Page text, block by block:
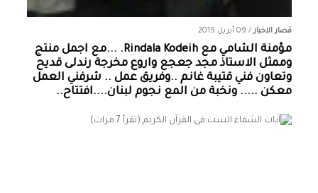
قصار الاخبار/ 09 أبريل 2019
مؤمنة الشامي‏ مع ‏‎Rindala Kodeih‎‏. ...مع اجمل منتج
وممثل الاستاذ مجد جعجع واروع مخرجة رندلى قديح
وتعاون فني قتيبة غانم ..وفريق عمل .. شرفني العمل
معكن ..... ونخبة من المع نجوم لبنان....افتتاح..